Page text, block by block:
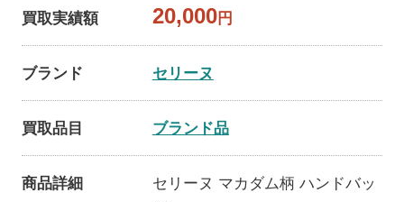
買取実績額 20,000円
ブランド セリーヌ
買取品目 ブランド品
商品詳細
セリーヌ マカダム柄 ハンドバッ